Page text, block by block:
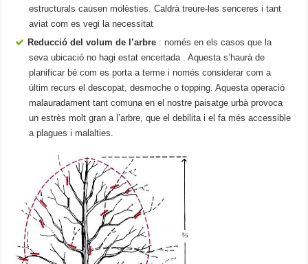
estructurals causen molèsties. Caldrà treure-les senceres i tant
aviat com es vegi la necessitat
Reducció del volum de l’arbre : només en els casos que la
seva ubicació no hagi estat encertada . Aquesta s’haurà de
planificar bé com es porta a terme i només considerar com a
últim recurs el descopat, desmoche o topping. Aquesta operació
malauradament tant comuna en el nostre paisatge urbà provoca
un estrès molt gran a l’arbre, que el debilita i el fa més accessible
a plagues i malalties.